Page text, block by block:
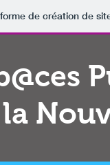
de création de